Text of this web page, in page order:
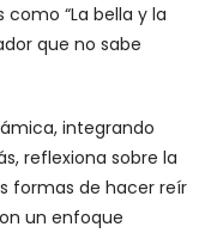
“La bella y la
que no sabe
integrando
reflexiona sobre la
formas de hacer reír
un enfoque